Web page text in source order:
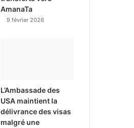
AmanaTa
9 février 2026
L’Ambassade des
USA maintient la
délivrance des visas
malgré une